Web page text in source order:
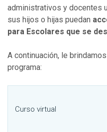
administrativos y docentes
sus hijos o hijas puedan
para Escolares que se
A continuación, le
programa:
Curso virtual